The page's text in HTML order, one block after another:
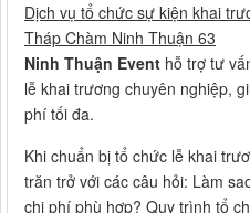
Dịch vụ tổ chức sự kiện khai
Tháp Chàm Ninh Thuận 63
Ninh Thuận Event hỗ trợ tư
lễ khai trương chuyên nghiệp,
phí tối đa.
Khi chuẩn bị tổ chức lễ khai
trăn trở với các câu hỏi: Làm
chi phí phù hợp? Quy trình tổ